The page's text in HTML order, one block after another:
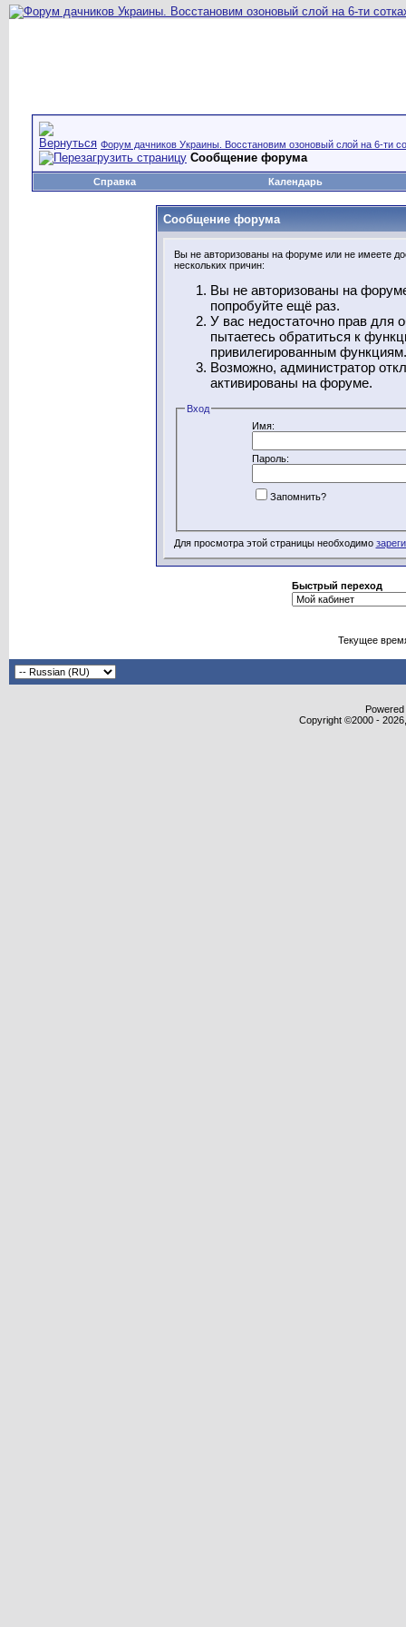
Форум дачников Украины. Восстановим озоновый слой на 6-ти
Сообщение форума
Справка Календарь
Сообщение форума
Вы не авторизованы на форуме или не имеете
нескольких причин:
Вы не авторизованы на
попробуйте ещё раз.
У вас недостаточно прав для
пытаетесь обратиться к
привилегированным функциям.
Возможно, администратор
активированы на форуме.
Вход
Имя:
Пароль:
Запомнить?
Для просмотра этой страницы необходимо
Быстрый переход
Текущее
Copyright ©2000 -